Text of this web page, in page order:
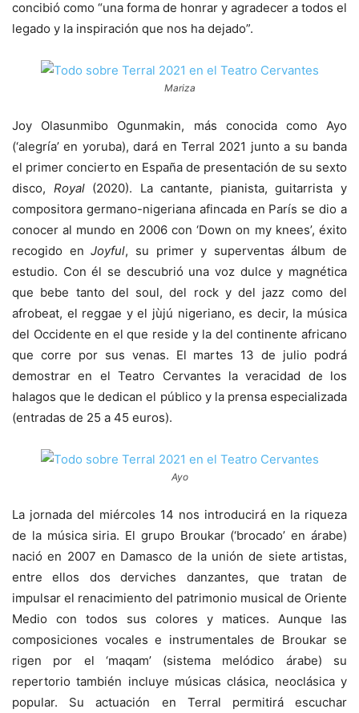
concibió como “una forma de honrar y agradecer a todos el
legado y la inspiración que nos ha dejado”.
Mariza
Joy Olasunmibo Ogunmakin, más conocida como Ayo
(‘alegría’ en yoruba), dará en Terral 2021 junto a su banda
el primer concierto en España de presentación de su sexto
disco, Royal(2020). La cantante, pianista, guitarrista y
compositora germano-nigeriana afincada en París se dio a
conocer al mundo en 2006 con ‘Down on my knees’, éxito
recogido enJoyful, su primer y superventas álbum de
estudio. Con él se descubrió una voz dulce y magnética
que bebe tanto del soul, del rock y del jazz como del
afrobeat, el reggae y el jùjú nigeriano, es decir, la música
del Occidente en el que reside y la del continente africano
que corre por sus venas. El martes 13 de julio podrá
demostrar en el Teatro Cervantes la veracidad de los
halagos que le dedican el público y la prensa especializada
(entradas de 25 a 45 euros).
Ayo
La jornada del miércoles 14 nos introducirá en la riqueza
de la música siria. El grupo Broukar (‘brocado’ en árabe)
nació en 2007 en Damasco de la unión de siete artistas,
entre ellos dos derviches danzantes, que tratan de
impulsar el renacimiento del patrimonio musical de Oriente
Medio con todos sus colores y matices. Aunque las
composiciones vocales e instrumentales de Broukar se
rigen por el ‘maqam’ (sistema melódico árabe) su
repertorio también incluye músicas clásica, neoclásica y
popular. Su actuación en Terral permitirá escuchar